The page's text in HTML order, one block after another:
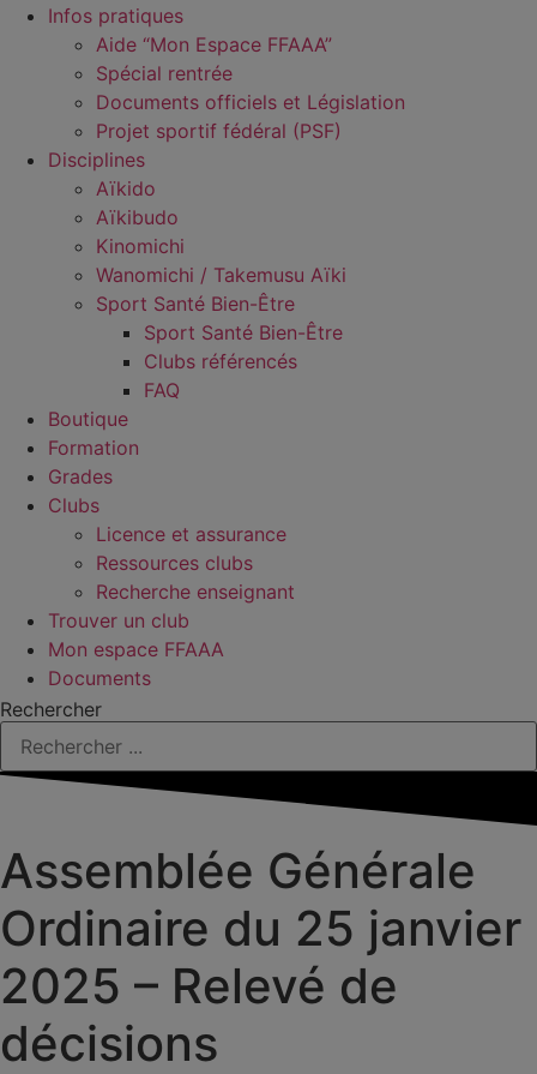
Infos pratiques
Aide “Mon Espace FFAAA”
Spécial rentrée
Documents officiels et Législation
Projet sportif fédéral (PSF)
Disciplines
Aïkido
Aïkibudo
Kinomichi
Wanomichi / Takemusu Aïki
Sport Santé Bien-Être
Sport Santé Bien-Être
Clubs référencés
FAQ
Boutique
Formation
Grades
Clubs
Licence et assurance
Ressources clubs
Recherche enseignant
Trouver un club
Mon espace FFAAA
Documents
Rechercher
Assemblée Générale
Ordinaire du 25 janvier
2025 – Relevé de
décisions